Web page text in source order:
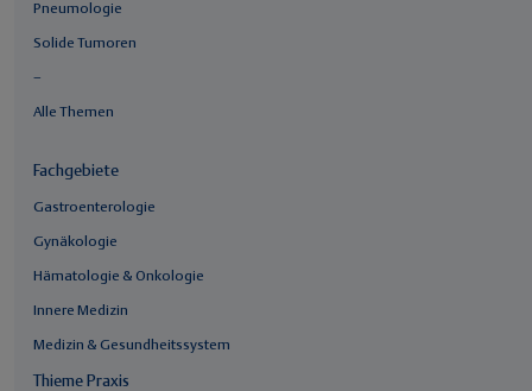
Pneumologie
Solide Tumoren
–
Alle Themen
Fachgebiete
Gastroenterologie
Gynäkologie
Hämatologie & Onkologie
Innere Medizin
Medizin & Gesundheitssystem
Thieme Praxis